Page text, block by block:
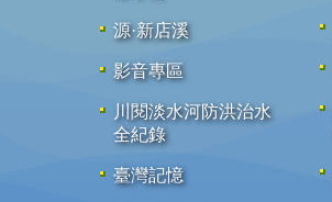
源·新店溪
影音專區
川閱淡水河防洪治水
全紀錄
臺灣記憶